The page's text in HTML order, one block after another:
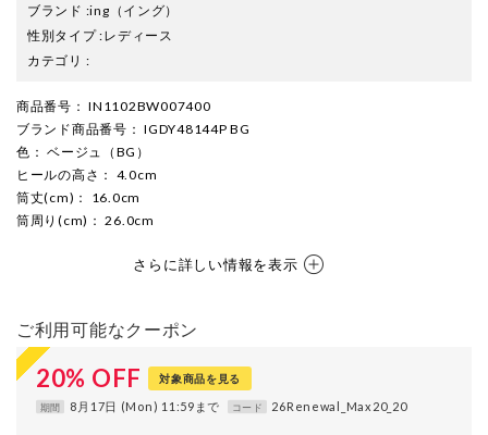
ブランド :ing （イング）
性別タイプ:レディース
カテゴリ :
商品番号 ： IN1102BW007400
ブランド商品番号 ： IGDY48144P BG
色 ： ベージュ（BG）
ヒールの高さ ： 4.0cm
筒丈(cm) ： 16.0cm
筒周り(cm) ： 26.0cm
さらに詳しい情報を表示
ご利用可能なクーポン
20% OFF 対象商品を見る
期間 8月17日 (Mon) 11:59まで コード 26Renewal_Max20_20